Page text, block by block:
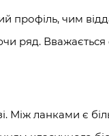
профіль, чим
ряд.
Між ланками є